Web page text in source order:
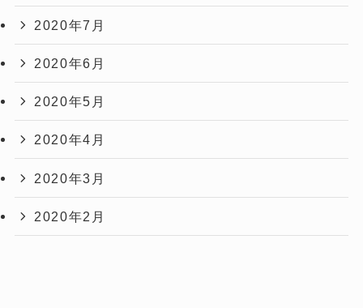
2020年7月
2020年6月
2020年5月
2020年4月
2020年3月
2020年2月